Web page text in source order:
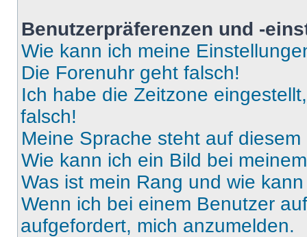
Benutzerpräferenzen und -
Wie kann ich meine
Die Forenuhr geht falsch!
Ich habe die Zeitzone
falsch!
Meine Sprache steht auf
Wie kann ich ein Bild bei
Was ist mein Rang und wie
Wenn ich bei einem Benutzer
aufgefordert, mich anzumelden.